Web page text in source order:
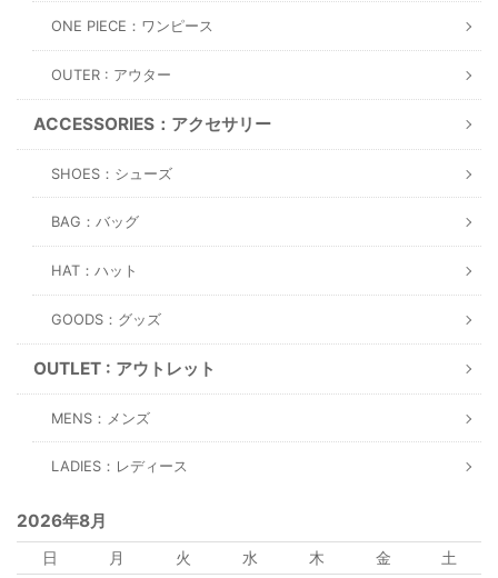
ONE PIECE：ワンピース
OUTER : アウター
ACCESSORIES：アクセサリー
SHOES：シューズ
BAG：バッグ
HAT：ハット
GOODS：グッズ
OUTLET : アウトレット
MENS：メンズ
LADIES：レディース
2026年8月
日 月 火 水 木 金
土